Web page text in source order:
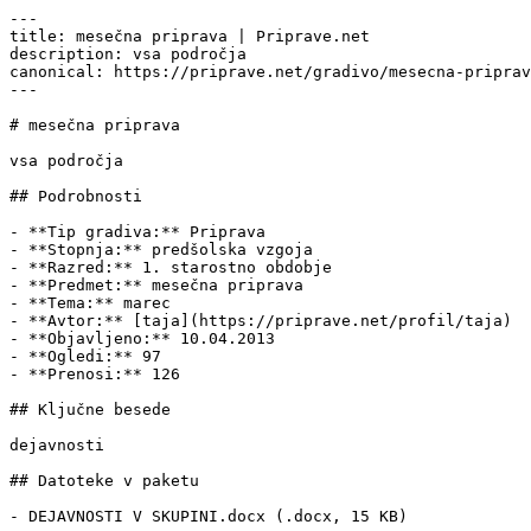
---
title: mesečna priprava | Priprave.net
description: vsa področja
canonical: https://priprave.net/gradivo/mesecna-
---
# mesečna priprava
vsa področja
## Podrobnosti
- **Tip gradiva:** Priprava
- **Stopnja:** predšolska vzgoja
- **Razred:** 1. starostno obdobje
- **Predmet:** mesečna priprava
- **Tema:** marec
- **Avtor:** [taja](https://priprave.net/profil/taja)
- **Objavljeno:** 10.04.2013
- **Ogledi:** 97
- **Prenosi:** 126
## Ključne besede
dejavnosti
## Datoteke v paketu
- DEJAVNOSTI V SKUPINI.docx (.docx, 15 KB)